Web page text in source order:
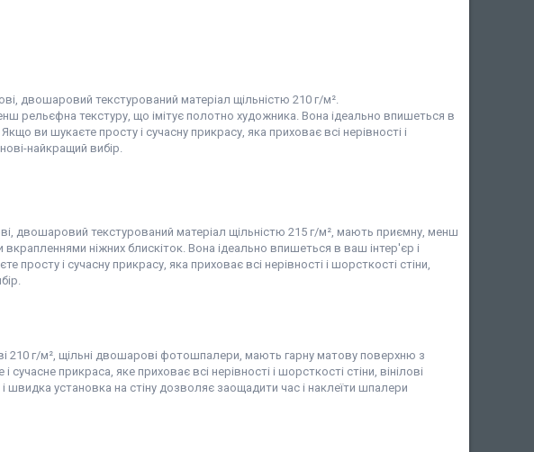
двошаровий текстурований матеріал щільністю 210 г/м².
рельєфна текстуру, що імітує полотно художника. Вона ідеально впишеться в
ви шукаєте просту і сучасну прикрасу, яка приховає всі нерівності і
найкращий вибір.
двошаровий текстурований матеріал щільністю 215 г/м², мають приємну, менш
ніжних блискіток. Вона ідеально впишеться в ваш інтер'єр і
і сучасну прикрасу, яка приховає всі нерівності і шорсткості стіни,
210 г/м², щільні двошарові фотошпалери, мають гарну матову поверхню з
прикраса, яке приховає всі нерівності і шорсткості стіни, вінілові
установка на стіну дозволяє заощадити час і наклеїти шпалери